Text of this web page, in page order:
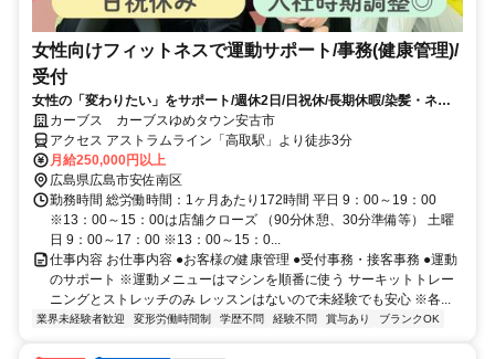
女性向けフィットネスで運動サポート/事務(健康管理)/
受付
女性の「変わりたい」をサポート/週休2日/日祝休/長期休暇/染髪・ネイ
ルOK※規定内
カーブス カーブスゆめタウン安古市
アクセス アストラムライン「高取駅」より徒歩3分
月給250,000円以上
広島県広島市安佐南区
勤務時間 総労働時間：1ヶ月あたり172時間 平日 9：00～19：00
※13：00～15：00は店舗クローズ （90分休憩、30分準備等） 土曜
日 9：00～17：00 ※13：00～15：0...
仕事内容 お仕事内容 ●お客様の健康管理 ●受付事務・接客事務 ●運動
のサポート ※運動メニューはマシンを順番に使う サーキットトレー
ニングとストレッチのみ レッスンはないので未経験でも安心 ※各...
業界未経験者歓迎 変形労働時間制 学歴不問 経験不問 賞与あり ブランクOK